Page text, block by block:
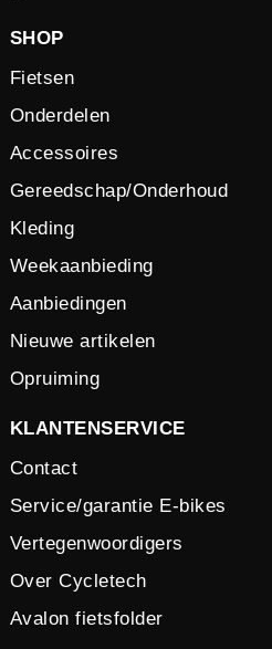
SHOP
Fietsen
Onderdelen
Accessoires
Gereedschap/Onderhoud
Kleding
Weekaanbieding
Aanbiedingen
Nieuwe artikelen
Opruiming
KLANTENSERVICE
Contact
Service/garantie E-bikes
Vertegenwoordigers
Over Cycletech
Avalon fietsfolder